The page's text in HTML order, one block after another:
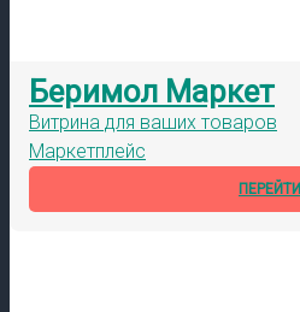
Беримол Маркет
Витрина для ваших товаров
Маркетплейс
ПЕРЕЙТИ